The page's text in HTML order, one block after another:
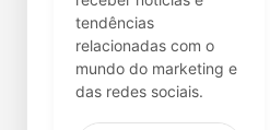
tendências
relacionadas com o
mundo do marketing e
das redes sociais.